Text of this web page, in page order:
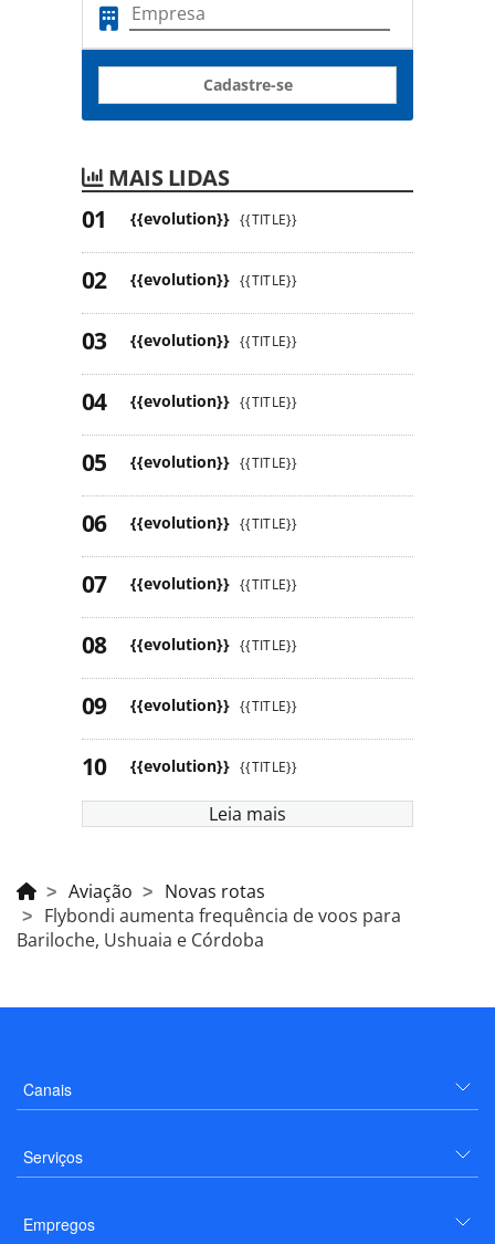
Cadastre-se
MAIS LIDAS
{{evolution}} {{TITLE}}
{{evolution}} {{TITLE}}
{{evolution}} {{TITLE}}
{{evolution}} {{TITLE}}
{{evolution}} {{TITLE}}
{{evolution}} {{TITLE}}
{{evolution}} {{TITLE}}
{{evolution}} {{TITLE}}
{{evolution}} {{TITLE}}
{{evolution}} {{TITLE}}
Leia mais
Aviação
Novas rotas
Flybondi aumenta frequência de voos para
Bariloche, Ushuaia e Córdoba
Canais
Serviços
Empregos